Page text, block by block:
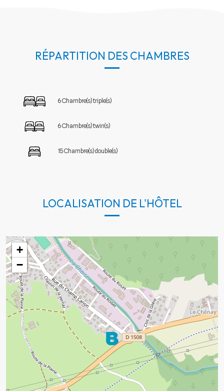
RÉPARTITION DES CHAMBRES
6 Chambre(s) triple(s)
6 Chambre(s) twin(s)
15 Chambre(s) double(s)
LOCALISATION DE L'HÔTEL
+
−